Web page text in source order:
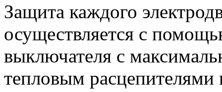
Защита каждого
осуществляется с
выключателя с
тепловым расцепителями